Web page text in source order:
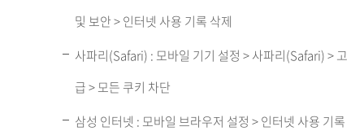
및 보안 > 인터넷 사용 기록 삭제
사파리(Safari) : 모바일 기기 설정 > 사파리(Safari) > 고
급 > 모든 쿠키 차단
삼성 인터넷 : 모바일 브라우저 설정 > 인터넷 사용 기록